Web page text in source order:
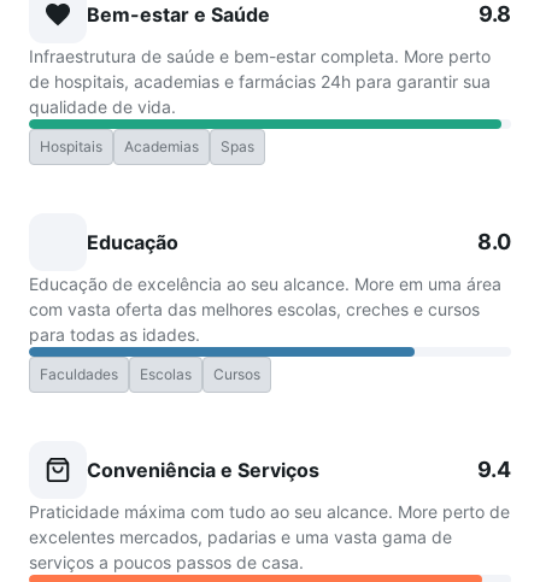
Bem-estar e Saúde 9.8
Infraestrutura de saúde e bem-estar completa. More perto
de hospitais, academias e farmácias 24h para garantir sua
qualidade de vida.
Hospitais Academias Spas
Educação 8.0
Educação de excelência ao seu alcance. More em uma área
com vasta oferta das melhores escolas, creches e cursos
para todas as idades.
Faculdades Escolas Cursos
Conveniência e Serviços 9.4
Praticidade máxima com tudo ao seu alcance. More perto de
excelentes mercados, padarias e uma vasta gama de
serviços a poucos passos de casa.